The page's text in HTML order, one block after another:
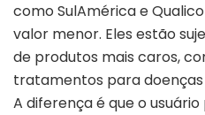
como SulAmérica e
valor menor. Eles estão
de produtos mais caros,
tratamentos para
A diferença é que o